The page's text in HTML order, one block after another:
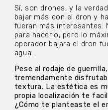
Sí, son drones, y la
bajar más con el dron y
fueran más interesantes.
para hacerlo, pero lo
operador bajara el dron
agua.
Pese al rodaje de
tremendamente
textura. La estética es
propia localización te
¿Cómo te planteaste el